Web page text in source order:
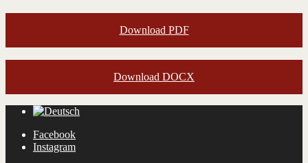
Download PDF
Download DOCX
Facebook
Instagram